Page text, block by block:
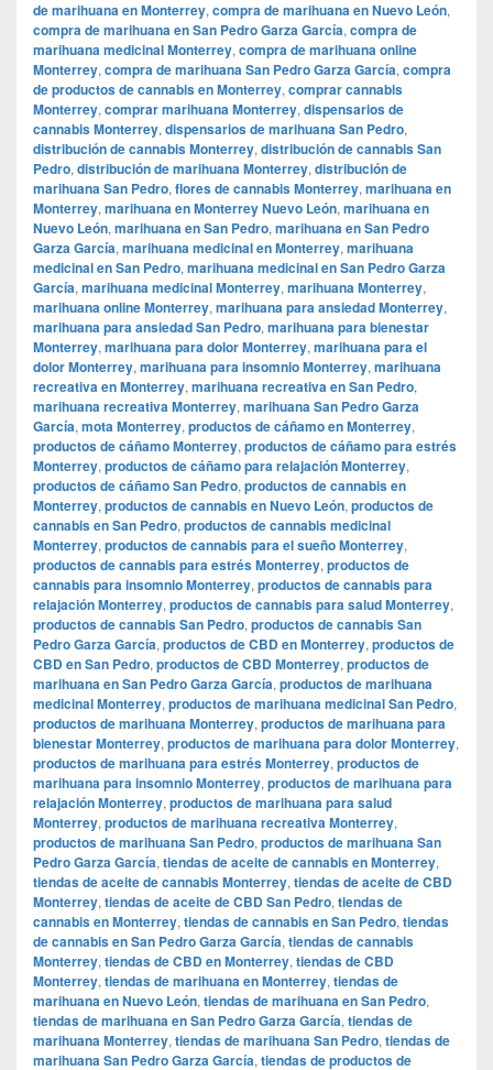
de marihuana en Monterrey, compra de marihuana en Nuevo León,
compra de marihuana en San Pedro Garza García, compra de
marihuana medicinal Monterrey, compra de marihuana online
Monterrey, compra de marihuana San Pedro Garza García, compra
de productos de cannabis en Monterrey, comprar cannabis
Monterrey, comprar marihuana Monterrey, dispensarios de
cannabis Monterrey, dispensarios de marihuana San Pedro,
distribución de cannabis Monterrey, distribución de cannabis San
Pedro, distribución de marihuana Monterrey, distribución de
marihuana San Pedro, flores de cannabis Monterrey, marihuana en
Monterrey, marihuana en Monterrey Nuevo León, marihuana en
Nuevo León, marihuana en San Pedro, marihuana en San Pedro
Garza García, marihuana medicinal en Monterrey, marihuana
medicinal en San Pedro, marihuana medicinal en San Pedro Garza
García, marihuana medicinal Monterrey, marihuana Monterrey,
marihuana online Monterrey, marihuana para ansiedad Monterrey,
marihuana para ansiedad San Pedro, marihuana para bienestar
Monterrey, marihuana para dolor Monterrey, marihuana para el
dolor Monterrey, marihuana para insomnio Monterrey, marihuana
recreativa en Monterrey, marihuana recreativa en San Pedro,
marihuana recreativa Monterrey, marihuana San Pedro Garza
García, mota Monterrey, productos de cáñamo en Monterrey,
productos de cáñamo Monterrey, productos de cáñamo para estrés
Monterrey, productos de cáñamo para relajación Monterrey,
productos de cáñamo San Pedro, productos de cannabis en
Monterrey, productos de cannabis en Nuevo León, productos de
cannabis en San Pedro, productos de cannabis medicinal
Monterrey, productos de cannabis para el sueño Monterrey,
productos de cannabis para estrés Monterrey, productos de
cannabis para insomnio Monterrey, productos de cannabis para
relajación Monterrey, productos de cannabis para salud Monterrey,
productos de cannabis San Pedro, productos de cannabis San
Pedro Garza García, productos de CBD en Monterrey, productos de
CBD en San Pedro, productos de CBD Monterrey, productos de
marihuana en San Pedro Garza García, productos de marihuana
medicinal Monterrey, productos de marihuana medicinal San Pedro,
productos de marihuana Monterrey, productos de marihuana para
bienestar Monterrey, productos de marihuana para dolor Monterrey,
productos de marihuana para estrés Monterrey, productos de
marihuana para insomnio Monterrey, productos de marihuana para
relajación Monterrey, productos de marihuana para salud
Monterrey, productos de marihuana recreativa Monterrey,
productos de marihuana San Pedro, productos de marihuana San
Pedro Garza García, tiendas de aceite de cannabis en Monterrey,
tiendas de aceite de cannabis Monterrey, tiendas de aceite de CBD
Monterrey, tiendas de aceite de CBD San Pedro, tiendas de
cannabis en Monterrey, tiendas de cannabis en San Pedro, tiendas
de cannabis en San Pedro Garza García, tiendas de cannabis
Monterrey, tiendas de CBD en Monterrey, tiendas de CBD
Monterrey, tiendas de marihuana en Monterrey, tiendas de
marihuana en Nuevo León, tiendas de marihuana en San Pedro,
tiendas de marihuana en San Pedro Garza García, tiendas de
marihuana Monterrey, tiendas de marihuana San Pedro, tiendas de
marihuana San Pedro Garza García, tiendas de productos de